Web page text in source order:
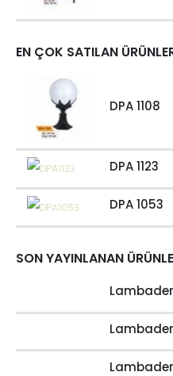
EN ÇOK SATILAN
DPA 1108
DPA 1123
DPA 1053
SON YAYINLANAN